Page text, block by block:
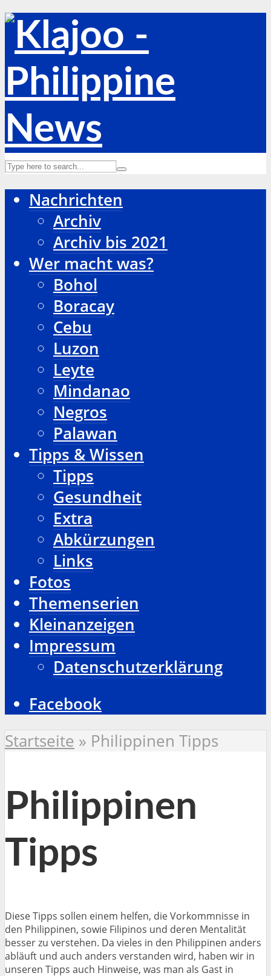
Nachrichten
Archiv
Archiv bis 2021
Wer macht was?
Bohol
Boracay
Cebu
Luzon
Leyte
Mindanao
Negros
Palawan
Tipps & Wissen
Tipps
Gesundheit
Extra
Abkürzungen
Links
Fotos
Themenserien
Kleinanzeigen
Impressum
Datenschutzerklärung
Facebook
Startseite » Philippinen Tipps
Philippinen
Tipps
Diese Tipps sollen einem helfen, die Vorkommnisse in
den Philippinen, sowie Filipinos und deren Mentalität
besser zu verstehen. Da vieles in den Philippinen anders
abläuft und auch anders verstanden wird, haben wir in
unseren Tipps auch Hinweise, was man als Gast in